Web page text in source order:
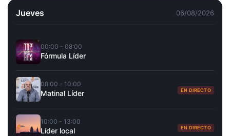
Jueves 06/08/2026
00:00 - 08:00
Fórmula Líder
08:00 - 10:00
Matinal Líder EN DIRECTO
10:00 - 13:00
Líder local EN DIRECTO